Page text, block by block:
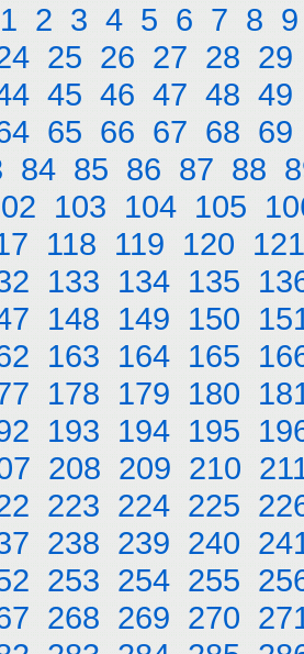
1 2 3 4 5 6 7 8 9
25 26 27 28 29
45 46 47 48 49
65 66 67 68 69
84 85 86 87 88
103 104 105
118 119 120 121
133 134 135
148 149 150
163 164 165
178 179 180
193 194 195
208 209 210
223 224 225
238 239 240
253 254 255
268 269 270